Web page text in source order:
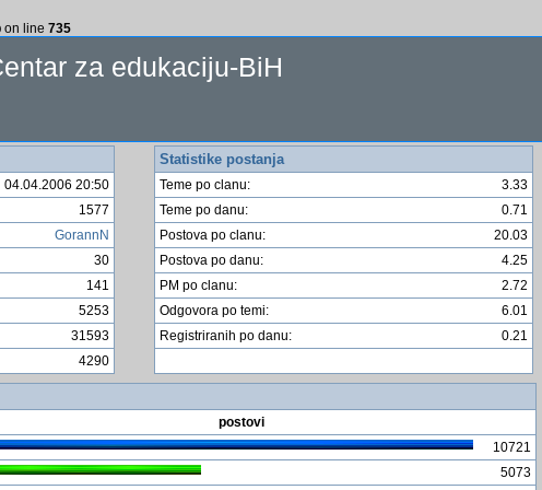
on line 735
za edukaciju-BiH
04.04.2006 20:50
1577
GorannN
30
141
5253
31593
4290
Statistike postanja
3.33
Teme po clanu:
0.71
Teme po danu:
20.03
Postova po clanu:
4.25
Postova po danu:
2.72
PM po clanu:
6.01
Odgovora po temi:
0.21
Registriranih po danu:
postovi
10721
5073